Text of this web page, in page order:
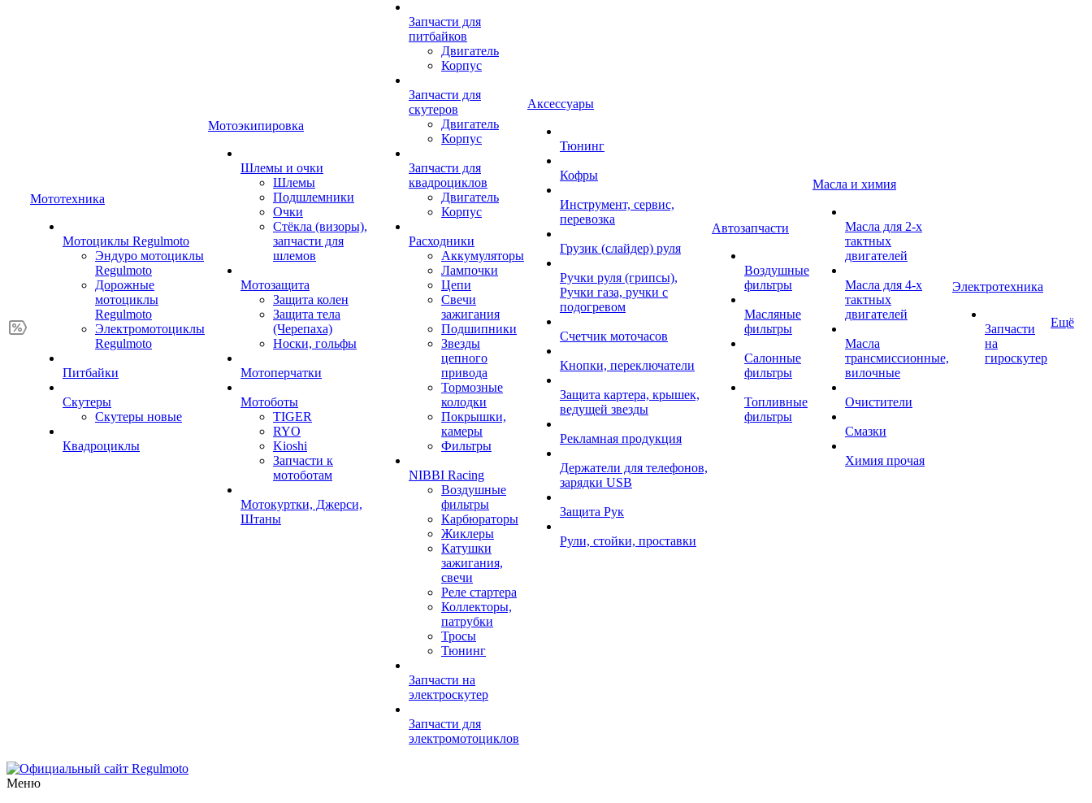
Мототехника
Мотоциклы Regulmoto
Эндуро мотоциклы
Regulmoto
Дорожные
мотоциклы
Regulmoto
Электромотоциклы
Regulmoto
Питбайки
Скутеры
Скутеры новые
Квадроциклы
Мотоэкипировка
Шлемы и очки
Шлемы
Подшлемники
Очки
Стёкла (визоры),
запчасти для
шлемов
Мотозащита
Защита колен
Защита тела
(Черепаха)
Носки, гольфы
Мотоперчатки
Мотоботы
TIGER
RYO
Kioshi
Запчасти к
мотоботам
Мотокуртки, Джерси,
Штаны
Запчасти для
питбайков
Двигатель
Корпус
Запчасти для
скутеров
Двигатель
Корпус
Запчасти для
квадроциклов
Двигатель
Корпус
Расходники
Аккумуляторы
Лампочки
Цепи
Свечи
зажигания
Подшипники
Звезды
цепного
привода
Тормозные
колодки
Покрышки,
камеры
Фильтры
NIBBI Racing
Воздушные
фильтры
Карбюраторы
Жиклеры
Катушки
зажигания,
свечи
Реле стартера
Коллекторы,
патрубки
Тросы
Тюнинг
Запчасти на
электроскутер
Запчасти для
электромотоциклов
Аксессуары
Тюнинг
Кофры
Инструмент, сервис,
перевозка
Грузик (слайдер) руля
Ручки руля (грипсы),
Ручки газа, ручки с
подогревом
Счетчик моточасов
Кнопки, переключатели
Защита картера, крышек,
ведущей звезды
Рекламная продукция
Держатели для телефонов,
зарядки USB
Защита Рук
Рули, стойки, проставки
Автозапчасти
Воздушные
фильтры
Масляные
фильтры
Салонные
фильтры
Топливные
фильтры
Масла и химия
Масла для 2-х
тактных
двигателей
Масла для 4-х
тактных
двигателей
Масла
трансмиссионные,
вилочные
Очистители
Смазки
Химия прочая
Электротехника
Запчасти
на
гироскутер
Ещё
Меню